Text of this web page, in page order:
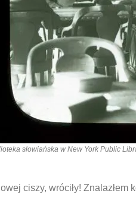
słowiańska w New York Public
ciszy, wróciły! Znalazłem